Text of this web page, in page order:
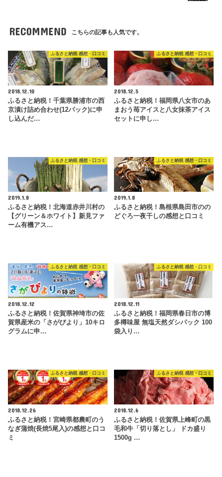
RECOMMEND こちらの記事も人気です。
ふるさと納税 感想・口コミ
2018.12.10
ふるさと納税！千葉県勝浦市の西
京漬け詰め合わせ(12パック)に申
し込んだ…
ふるさと納税 感想・口コミ
2018.12.5
ふるさと納税！福岡県八女市のあ
まおう苺アイスと八女抹茶アイス
セットに申し…
ふるさと納税 感想・口コミ
2019.1.8
ふるさと納税！北海道赤井川村の
【グリーン＆ホワイト】新見ファ
ーム有機アス…
ふるさと納税 感想・口コミ
2019.1.8
ふるさと納税！島根県島田市のの
どぐろ一夜干しの感想と口コミ
ふるさと納税 感想・口コミ
2018.12.12
ふるさと納税！佐賀県神埼市の佐
賀県産米の「さがびより」10キロ
グラムに申…
ふるさと納税 感想・口コミ
2018.12.11
ふるさと納税！福岡県春日市の博
多樽味屋 無塩天然ダシパック 100
袋入り…
ふるさと納税 感想・口コミ
2018.12.26
ふるさと納税！宮崎県都農町のう
なぎ蒲焼(長焼5尾入)の感想と口コ
ミ
ふるさと納税 感想・口コミ
2018.12.6
ふるさと納税！佐賀県上峰町の黒
毛和牛「切り落とし」 ドカ盛り
1500g …